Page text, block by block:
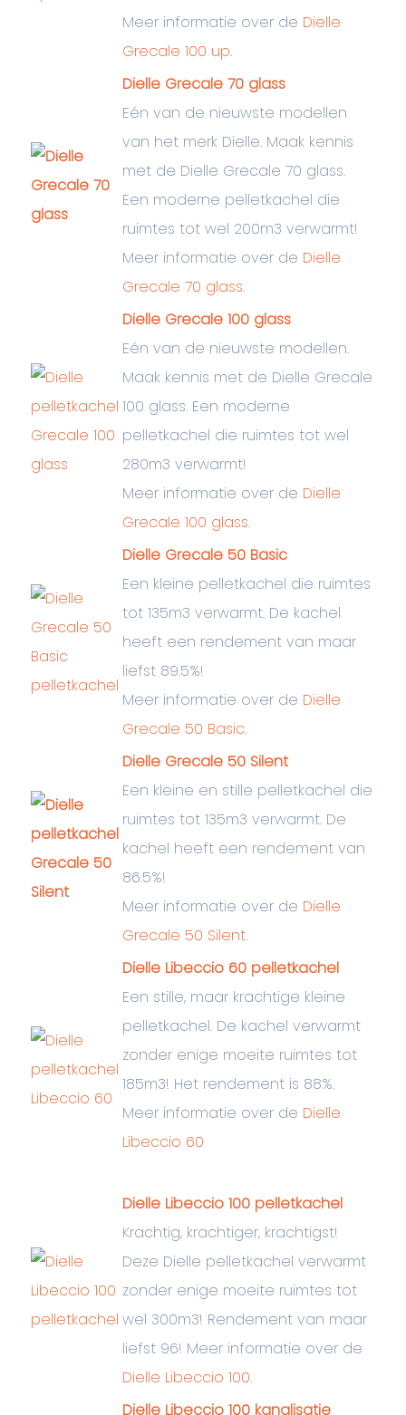
Meer informatie over de Dielle
Grecale 100 up.
Dielle Grecale 70 glass
Eén van de nieuwste modellen
van het merk Dielle. Maak kennis
met de Dielle Grecale 70 glass.
Een moderne pelletkachel die
ruimtes tot wel 200m3 verwarmt!
Meer informatie over de Dielle
Grecale 70 glass.
Dielle Grecale 100 glass
Eén van de nieuwste modellen.
Maak kennis met de Dielle Grecale
100 glass. Een moderne
pelletkachel die ruimtes tot wel
280m3 verwarmt!
Meer informatie over de Dielle
Grecale 100 glass.
Dielle Grecale 50 Basic
Een kleine pelletkachel die ruimtes
tot 135m3 verwarmt. De kachel
heeft een rendement van maar
liefst 89.5%!
Meer informatie over de Dielle
Grecale 50 Basic.
Dielle Grecale 50 Silent
Een kleine en stille pelletkachel die
ruimtes tot 135m3 verwarmt. De
kachel heeft een rendement van
86.5%!
Meer informatie over de Dielle
Grecale 50 Silent.
Dielle Libeccio 60 pelletkachel
Een stille, maar krachtige kleine
pelletkachel. De kachel verwarmt
zonder enige moeite ruimtes tot
185m3! Het rendement is 88%.
Meer informatie over de Dielle
Libeccio 60
Dielle Libeccio 100 pelletkachel
Krachtig, krachtiger, krachtigst!
Deze Dielle pelletkachel verwarmt
zonder enige moeite ruimtes tot
wel 300m3! Rendement van maar
liefst 96! Meer informatie over de
Dielle Libeccio 100.
Dielle Libeccio 100 kanalisatie